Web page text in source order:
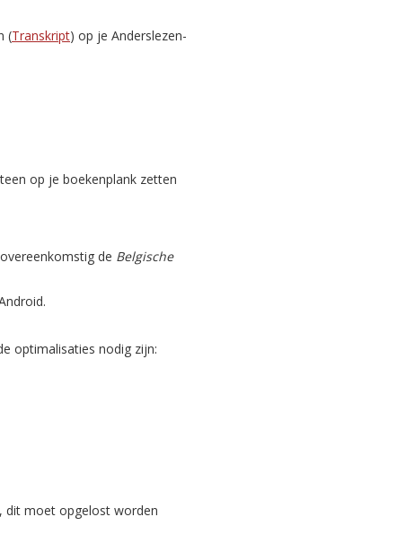
(Transkript) op je Anderslezen-
op je boekenplank zetten
de Belgische
optimalisaties nodig zijn:
dit moet opgelost worden